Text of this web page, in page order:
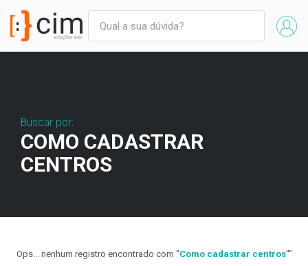
Buscar por:
COMO CADASTRAR
CENTROS
Ops... nenhum registro encontrado com "Como cadastrar centros""